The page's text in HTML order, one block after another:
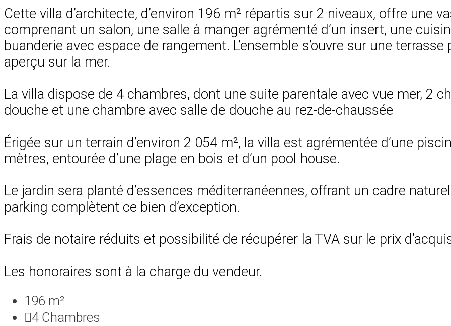
Cette villa d’architecte, d’environ 196 m² répartis sur 2 niveaux, offre une
comprenant un salon, une salle à manger agrémenté d’un insert, une
buanderie avec espace de rangement. L’ensemble s’ouvre sur une
aperçu sur la mer.
La villa dispose de 4 chambres, dont une suite parentale avec vue mer, 2
douche et une chambre avec salle de douche au rez-de-chaussée
Érigée sur un terrain d’environ 2 054 m², la villa est agrémentée d’une
mètres, entourée d’une plage en bois et d’un pool house.
Le jardin sera planté d’essences méditerranéennes, offrant un cadre
parking complètent ce bien d’exception.
Frais de notaire réduits et possibilité de récupérer la TVA sur le prix
Les honoraires sont à la charge du vendeur.
196 m²
4 Chambres